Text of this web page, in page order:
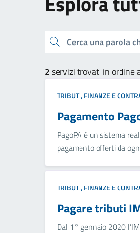
Cerca una parola chiave
2servizi trovati in ordine
TRIBUTI, FINANZE E
Pagamento
PagoPA è un sistema
pagamento offerti da
TRIBUTI, FINANZE E
Pagare tributi
Dal 1° gennaio 2020